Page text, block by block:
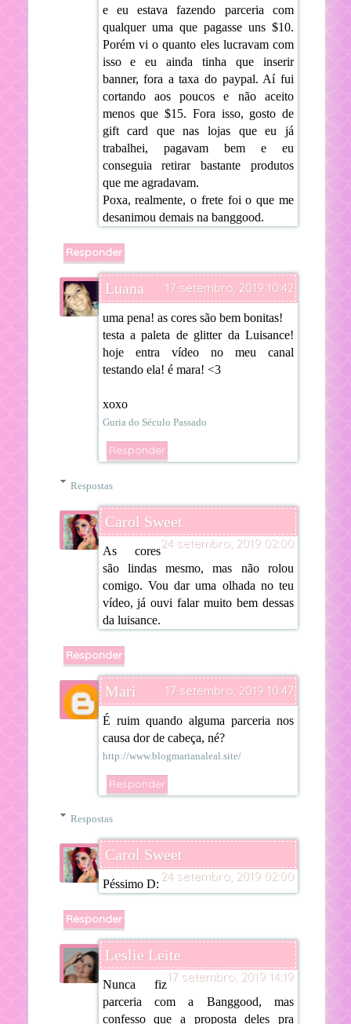
e eu estava fazendo parceria com
qualquer uma que pagasse uns $10.
Porém vi o quanto eles lucravam com
isso e eu ainda tinha que inserir
banner, fora a taxa do paypal. Aí fui
cortando aos poucos e não aceito
menos que $15. Fora isso, gosto de
gift card que nas lojas que eu já
trabalhei, pagavam bem e eu
conseguia retirar bastante produtos
que me agradavam.
Poxa, realmente, o frete foi o que me
desanimou demais na banggood.
Responder
Luana 17 setembro, 2019 10:42
uma pena! as cores são bem bonitas!
testa a paleta de glitter da Luisance!
hoje entra vídeo no meu canal
testando ela! é mara! <3
xoxo
Guria do Século Passado
Responder
Respostas
Carol Sweet
24 setembro, 2019 02:00
As cores
são lindas mesmo, mas não rolou
comigo. Vou dar uma olhada no teu
vídeo, já ouvi falar muito bem dessas
da luisance.
Responder
Mari 17 setembro, 2019 10:47
É ruim quando alguma parceria nos
causa dor de cabeça, né?
http://www.blogmarianaleal.site/
Responder
Respostas
Carol Sweet
24 setembro, 2019 02:00
Péssimo D:
Responder
Leslie Leite
17 setembro, 2019 14:19
Nunca fiz
parceria com a Banggood, mas
confesso que a proposta deles pra